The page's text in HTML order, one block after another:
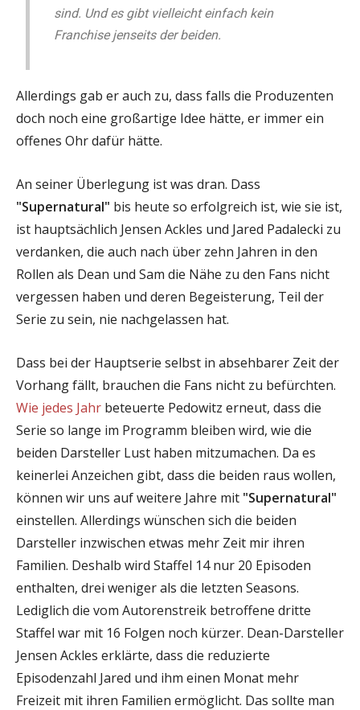
sind. Und es gibt vielleicht einfach kein
Franchise jenseits der beiden.
Allerdings gab er auch zu, dass falls die Produzenten
doch noch eine großartige Idee hätte, er immer ein
offenes Ohr dafür hätte.
An seiner Überlegung ist was dran. Dass
"Supernatural" bis heute so erfolgreich ist, wie sie ist,
ist hauptsächlich Jensen Ackles und Jared Padalecki zu
verdanken, die auch nach über zehn Jahren in den
Rollen als Dean und Sam die Nähe zu den Fans nicht
vergessen haben und deren Begeisterung, Teil der
Serie zu sein, nie nachgelassen hat.
Dass bei der Hauptserie selbst in absehbarer Zeit der
Vorhang fällt, brauchen die Fans nicht zu befürchten.
Wie jedes Jahr beteuerte Pedowitz erneut, dass die
Serie so lange im Programm bleiben wird, wie die
beiden Darsteller Lust haben mitzumachen. Da es
keinerlei Anzeichen gibt, dass die beiden raus wollen,
können wir uns auf weitere Jahre mit "Supernatural"
einstellen. Allerdings wünschen sich die beiden
Darsteller inzwischen etwas mehr Zeit mir ihren
Familien. Deshalb wird Staffel 14 nur 20 Episoden
enthalten, drei weniger als die letzten Seasons.
Lediglich die vom Autorenstreik betroffene dritte
Staffel war mit 16 Folgen noch kürzer. Dean-Darsteller
Jensen Ackles erklärte, dass die reduzierte
Episodenzahl Jared und ihm einen Monat mehr
Freizeit mit ihren Familien ermöglicht. Das sollte man